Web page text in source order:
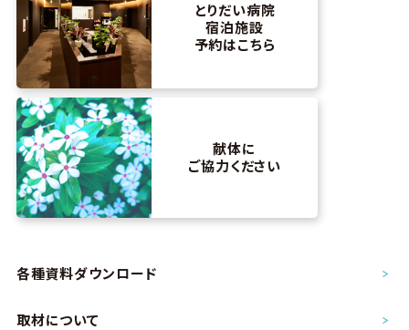
とりだい病院
宿泊施設
予約はこちら
献体に
ご協力ください
各種資料ダウンロード
取材について